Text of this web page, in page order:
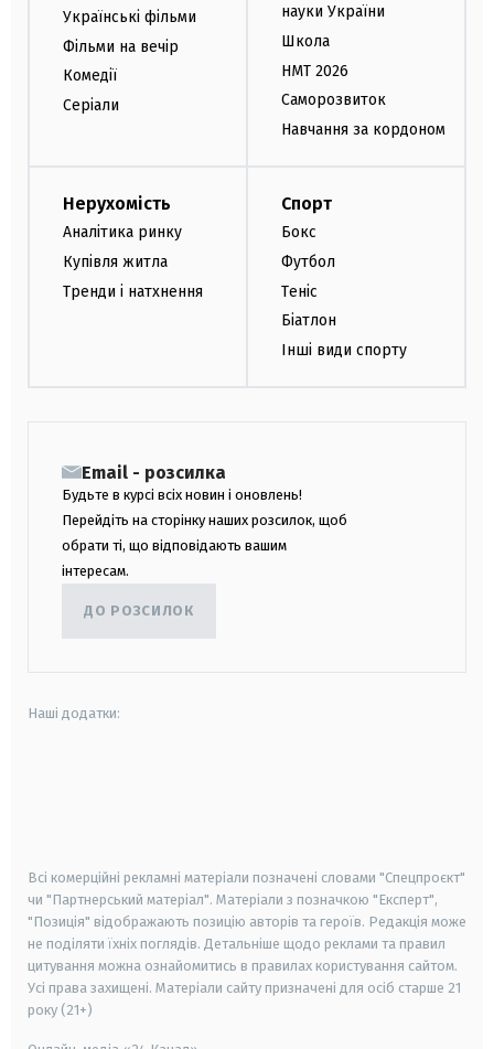
Українські фільми
Фільми на вечір
Комедії
Серіали
науки України
Школа
НМТ 2026
Саморозвиток
Навчання за кордоном
Нерухомість
Аналітика ринку
Купівля житла
Тренди і натхнення
Спорт
Бокс
Футбол
Теніс
Біатлон
Інші види спорту
Email - розсилка
Будьте в курсі всіх новин і оновлень!
Перейдіть на сторінку наших розсилок, щоб
обрати ті, що відповідають вашим
інтересам.
ДО РОЗСИЛОК
Наші додатки:
Всі комерційні рекламні матеріали позначені словами "Спецпроєкт"
чи "Партнерський матеріал". Матеріали з позначкою "Експерт",
"Позиція" відображають позицію авторів та героїв. Редакція може
не поділяти їхніх поглядів. Детальніше щодо реклами та правил
цитування можна ознайомитись в правилах користування сайтом.
Усі права захищені. Матеріали сайту призначені для осіб старше 21
року (21+)